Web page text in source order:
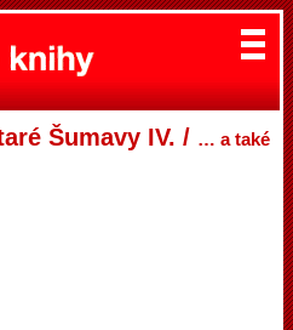
Šumavy IV. / … a také